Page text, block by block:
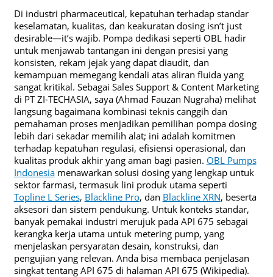
Di industri pharmaceutical, kepatuhan terhadap standar
keselamatan, kualitas, dan keakuratan dosing isn’t just
desirable—it’s wajib. Pompa dedikasi seperti OBL hadir
untuk menjawab tantangan ini dengan presisi yang
konsisten, rekam jejak yang dapat diaudit, dan
kemampuan memegang kendali atas aliran fluida yang
sangat kritikal. Sebagai Sales Support & Content Marketing
di PT ZI-TECHASIA, saya (Ahmad Fauzan Nugraha) melihat
langsung bagaimana kombinasi teknis canggih dan
pemahaman proses menjadikan pemilihan pompa dosing
lebih dari sekadar memilih alat; ini adalah komitmen
terhadap kepatuhan regulasi, efisiensi operasional, dan
kualitas produk akhir yang aman bagi pasien. OBL Pumps
Indonesiamenawarkan solusi dosing yang lengkap untuk
sektor farmasi, termasuk lini produk utama seperti
Topline L Series, Blackline Pro, dan Blackline XRN, beserta
aksesori dan sistem pendukung. Untuk konteks standar,
banyak pemakai industri merujuk pada API 675 sebagai
kerangka kerja utama untuk metering pump, yang
menjelaskan persyaratan desain, konstruksi, dan
pengujian yang relevan. Anda bisa membaca penjelasan
singkat tentang API 675 di halaman API 675 (Wikipedia).